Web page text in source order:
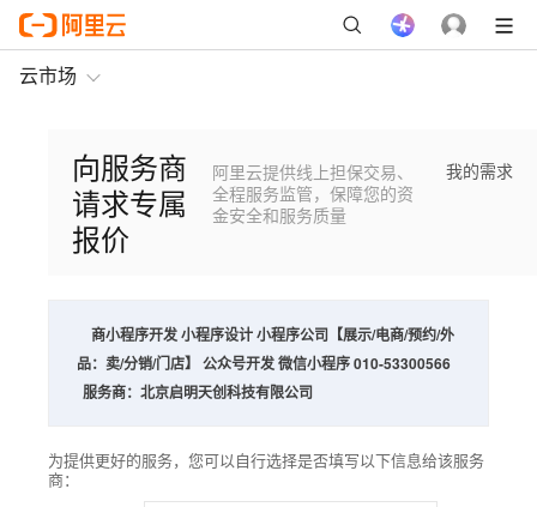
云市场
向服务商
请求专属
报价
阿里云提供线上担保交易、
全程服务监管，保障您的资
金安全和服务质量
我的需求
商
品：
小程序开发 小程序设计 小程序公司【展示/电商/预约/外
卖/分销/门店】 公众号开发 微信小程序 010-53300566
服务商： 北京启明天创科技有限公司
为提供更好的服务，您可以自行选择是否填写以下信息给该服务
商：